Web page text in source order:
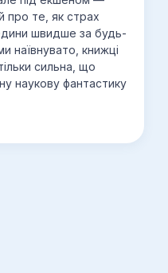
про те, як страх
швидше за будь-
наївнувато, книжці
сильна, що
наукову фантастику